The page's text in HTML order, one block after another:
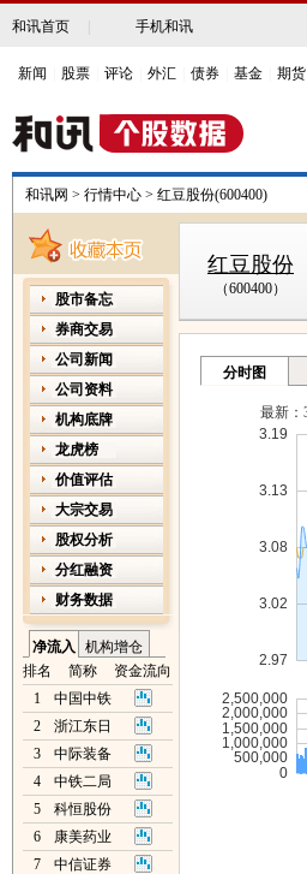
和讯首页 手机和讯
新闻 股票 评论 外汇 债券 基金 期货
和讯网 > 行情中心 > 红豆股份(600400)
股市备忘
券商交易
公司新闻
公司资料
机构底牌
龙虎榜
价值评估
大宗交易
股权分析
分红融资
财务数据
净流入
机构增仓
排名
简称
资金流向
1
中国中铁
2
浙江东日
3
中际装备
4
中铁二局
5
科恒股份
6
康美药业
7
中信证券
红豆股份
（600400）